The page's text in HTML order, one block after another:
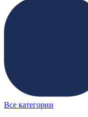
Все категории